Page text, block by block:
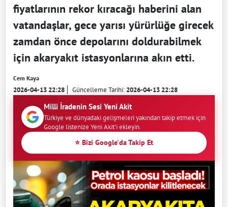
fiyatlarının rekor kıracağı haberini alan
vatandaşlar, gece yarısı yürürlüğe girecek
zamdan önce depolarını doldurabilmek
için akaryakıt istasyonlarına akın etti.
Cem Kaya
2026-04-13 22:28 Güncelleme Tarihi:2026-04-13 22:28
Milli İradenin Sesi Yeni Akit
Türkiye ve dünyadaki gelişmeleri yakından takip etmek için
Google listenize Yeni Akit'i ekleyin.
⭐ Bizi Google'da Takip Et